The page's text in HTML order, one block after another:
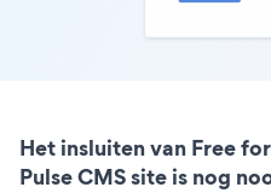
Het insluiten van Free
Pulse CMS site is nog